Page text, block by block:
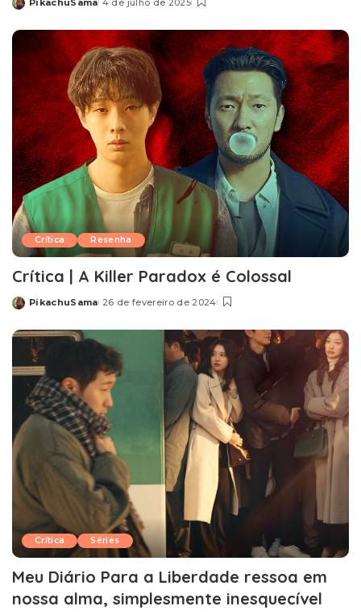
Posted
PikachuSama 4 de julho de 2025
Crítica Resenha
Crítica | A Killer Paradox é Colossal
Posted
PikachuSama 26 de fevereiro de 2024
Crítica Séries
Meu Diário Para a Liberdade ressoa em
nossa alma, simplesmente inesquecível